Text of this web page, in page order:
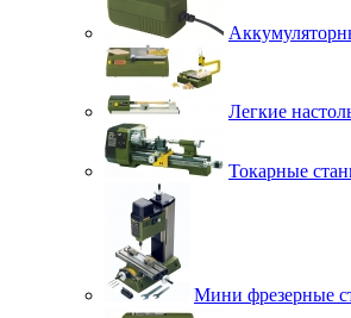
Легкие
Токарные
Мини фрезерные